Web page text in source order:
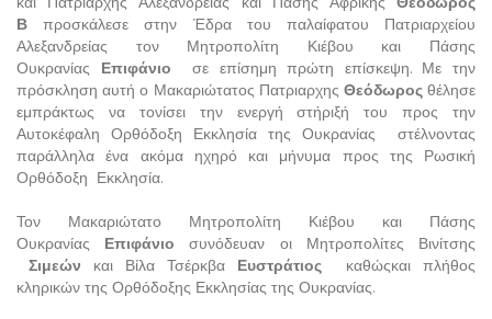
Β προσκάλεσε στην Έδρα του παλαίφατου Πατριαρχείου
Αλεξανδρείας τον Μητροπολίτη Κιέβου και Πάσης
Ουκρανίας Επιφάνιο
σε επίσημη πρώτη επίσκεψη. Με την
πρόσκληση αυτή ο Μακαριώτατος Πατριαρχης Θεόδωροςθέλησε
εμπράκτως να τονίσει την ενεργή στήριξή του προς την
Αυτοκέφαλη Ορθόδοξη Εκκλησία της Ουκρανίας στέλνοντας
παράλληλα ένα ακόμα ηχηρό και μήνυμα προς της Ρωσική
Ορθόδοξη Εκκλησία.
Τον Μακαριώτατο Μητροπολίτη Κιέβου και Πάσης
Ουκρανίας Επιφάνιο συνόδευαν οι Μητροπολίτες Βινίτσης
Σιμεών και Βίλα Τσέρκβα Ευστράτιος καθώςκαι πλήθος
κληρικών της Ορθόδοξης Εκκλησίας της Ουκρανίας.